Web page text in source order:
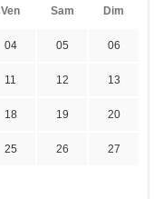
Ven Sam Dim
04 05 06
11 12 13
18 19 20
25 26 27